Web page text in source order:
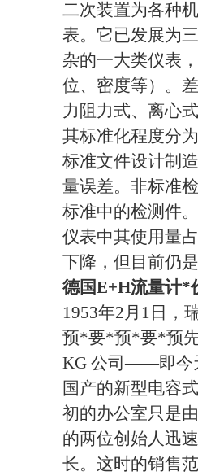
二次装置为各种
表。它已发展为
杂的一大类仪表
位、密度等）。
力阻力式、离心
其标准化程度分
标准文件设计制
量误差。非标准
标准中的检测件
仪表中其使用量
下降，但目前仍
德国E+H流量计*
1953年2月1日，
预*要*预*要*预先
KG 公司——即今
国产的新型电容
初的办公室只是
的两位创始人迅
长。这时的销售